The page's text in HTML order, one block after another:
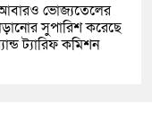
ভোজ্যতেলের
সুপারিশ করেছে
ট্যারিফ কমিশন